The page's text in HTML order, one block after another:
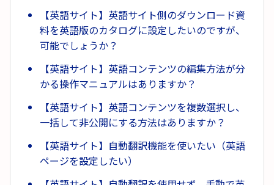
【英語サイト】英語サイト側のダウンロード資
料を英語版のカタログに設定したいのですが、
可能でしょうか？
【英語サイト】英語コンテンツの編集方法が分
かる操作マニュアルはありますか？
【英語サイト】英語コンテンツを複数選択し、
一括して非公開にする方法はありますか？
【英語サイト】自動翻訳機能を使いたい（英語
ページを設定したい）